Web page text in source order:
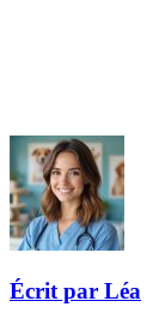
Écrit par Léa